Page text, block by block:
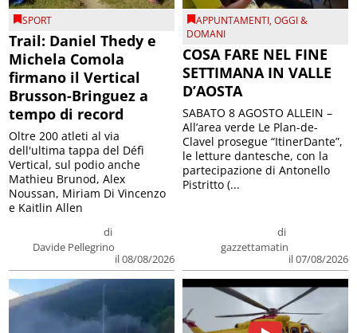
SPORT
Trail: Daniel Thedy e
Michela Comola
firmano il Vertical
Brusson-Bringuez a
tempo di record
di
Davide Pellegrino
il 08/08/2026
Oltre 200 atleti al via
dell'ultima tappa del Défì
Vertical, sul podio anche
Mathieu Brunod, Alex
Noussan, Miriam Di Vincenzo
e Kaitlin Allen
APPUNTAMENTI,OGGI &
DOMANI
COSA FARE NEL FINE
SETTIMANA IN VALLE
D’AOSTA
di
gazzettamatin
il 07/08/2026
SABATO 8 AGOSTO ALLEIN –
All’area verde Le Plan-de-
Clavel prosegue “ItinerDante”,
le letture dantesche, con la
partecipazione di Antonello
Pistritto (...